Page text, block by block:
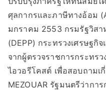
ศุลกากรและภาษีทางอ้อม
มกราคม 2553 กรมรัฐวิสา
(DEPP) กระทรวงเศรษฐกิ
จากผู้ตรวจราชการกระทร
ไอวอรีโคสต์ เพื่อสอบถามเ
MEZOUAR รัฐมนตรีว่ากา